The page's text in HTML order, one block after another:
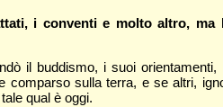
i conventi e molto altro, ma
il buddismo, i suoi orientamenti,
comparso sulla terra, e se altri,
qual è oggi.